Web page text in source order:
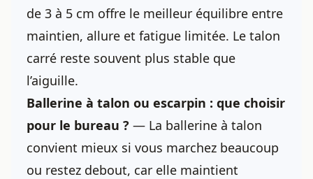
de 3 à 5 cm offre le meilleur équilibre entre
maintien, allure et fatigue limitée. Le talon
carré reste souvent plus stable que
l’aiguille.
Ballerine à talon ou escarpin : que choisir
pour le bureau ? — La ballerine à talon
convient mieux si vous marchez beaucoup
ou restez debout, car elle maintient